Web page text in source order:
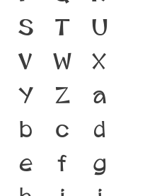
S
T
U
V
W
X
Y
Z
a
b
c
d
e
f
g